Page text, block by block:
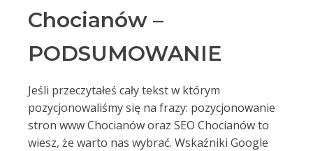
Chocianów –
PODSUMOWANIE
Jeśli przeczytałeś cały tekst w którym
pozycjonowaliśmy się na frazy: pozycjonowanie
stron www Chocianów oraz SEO Chocianów to
wiesz, że warto nas wybrać. Wskaźniki Google